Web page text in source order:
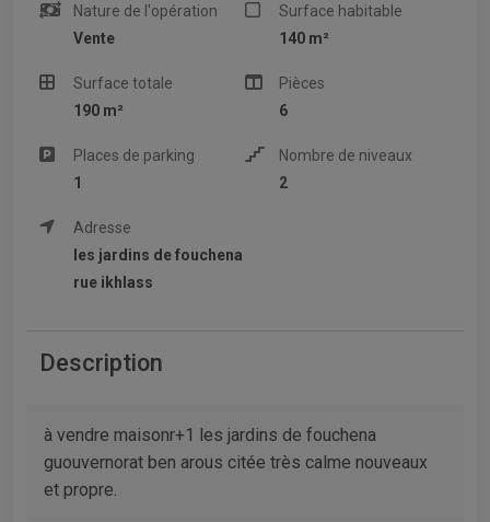
Nature de l'opération
Vente
Surface habitable
140 m²
Surface totale
190 m²
Pièces
6
Places de parking
1
Nombre de niveaux
2
Adresse
les jardins de fouchena
rue ikhlass
Description
à vendre maisonr+1 les jardins de fouchena
guouvernorat ben arous citée très calme nouveaux
et propre.